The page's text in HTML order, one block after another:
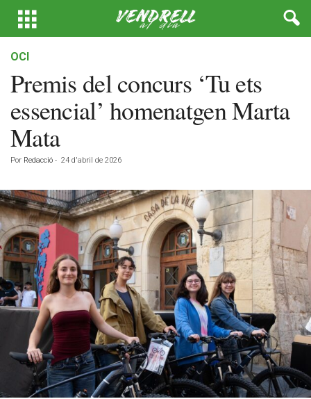
OCI
Premis del concurs ‘Tu ets
essencial’ homenatgen Marta
Mata
Por Redacció - 24 d'abril de 2026